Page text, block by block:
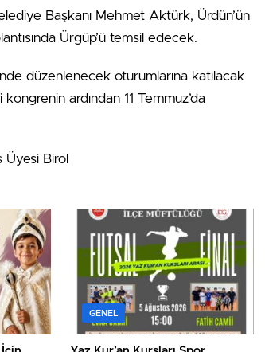
Başkanı Mehmet Aktürk, Ürdün’ün
Ürgüp’ü temsil edecek.
düzenlenecek oturumlarına katılacak
ardından 11 Temmuz’da
Üyesi Birol
GENEL